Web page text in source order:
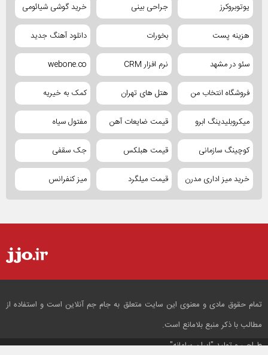
یوتوبروکرز جراحی بینی خرید گوشی شیائومی
هزینه پست بخورات دانلود آهنگ جدید
سئو در مشهد نرم افزار CRM webone.co
فروشگاه انتخاب من هتل های تهران کمک به خیریه
میکروبلیدینگ ابرو قیمت ضایعات آهن مفتول سیاه
کوچینگ سازمانی قیمت هبلکس جک سقفی
خرید میز اداری مدرن قیمت میلگرد میز کنفرانس
تمام حقوق مادی و معنوی این سایت متعلق به جام جم آنلاین است و استفاده از
مطالب با ذکر منبع بلامانع است.
طراحی و تولید"ایران سامانه"